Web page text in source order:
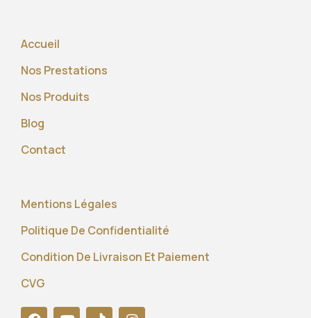
Accueil
Nos Prestations
Nos Produits
Blog
Contact
Mentions Légales
Politique De Confidentialité
Condition De Livraison Et Paiement
CVG